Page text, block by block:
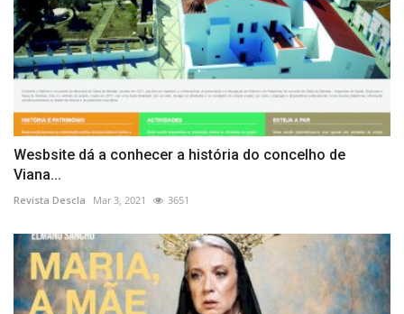
Wesbsite dá a conhecer a história do concelho de
Viana...
Revista Descla Mar 3, 2021 3651